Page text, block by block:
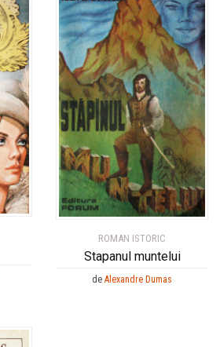
ROMAN ISTORIC
Stapanul muntelui
de Alexandre Dumas